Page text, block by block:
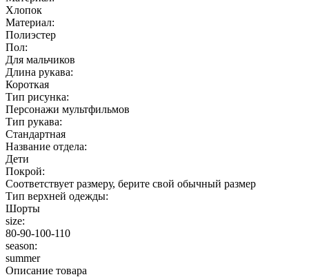
Хлопок
Материал:
Полиэстер
Пол:
Для мальчиков
Длина рукава:
Короткая
Тип рисунка:
Персонажи мультфильмов
Тип рукава:
Стандартная
Название отдела:
Дети
Покрой:
Соответствует размеру, берите свой обычный размер
Тип верхней одежды:
Шорты
size:
80-90-100-110
season:
summer
Описание товара